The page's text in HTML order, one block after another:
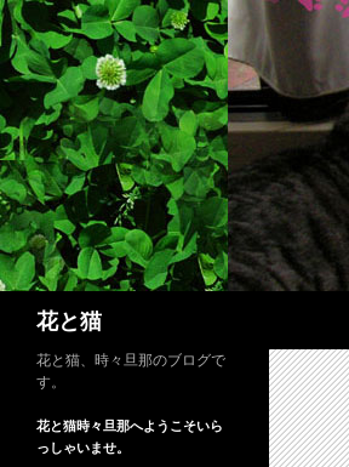
コ
ン
テ
ツ
へ
ス
キ
ッ
プ
花と猫
花と猫、時々旦那のブログで
す。
花と猫時々旦那へようこそいら
っしゃいませ。